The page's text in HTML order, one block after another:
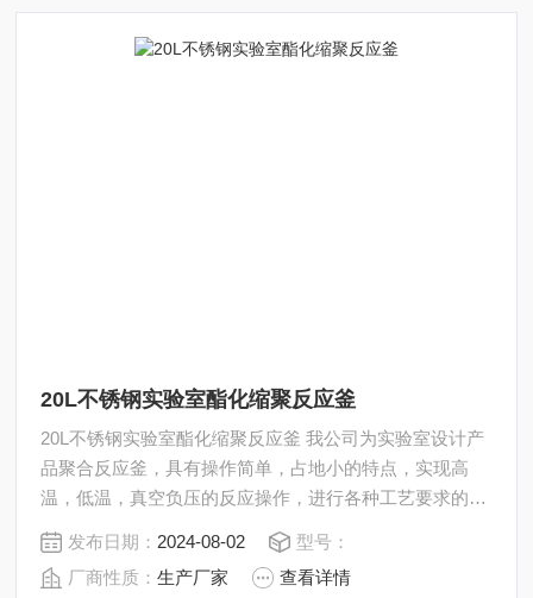
20L不锈钢实验室酯化缩聚反应釜
20L不锈钢实验室酯化缩聚反应釜 我公司为实验室设计产
品聚合反应釜，具有操作简单，占地小的特点，实现高
温，低温，真空负压的反应操作，进行各种工艺要求的实
验，科研，合成，分离，浓缩十分方便。通过双层反应釜
夹层，注入恒温的（高温或低温）热溶液或冷却液，对反
应釜内的物料进行恒温加热或制冷，并且可以提供搅拌。
发布日期： 2024-08-02
型号：
厂商性质：生产厂家 查看详情